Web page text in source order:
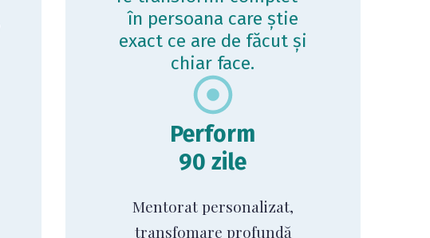
în persoana care știe
exact ce are de făcut și
chiar face.
Perform
90 zile
Mentorat personalizat,
transfomare profundă